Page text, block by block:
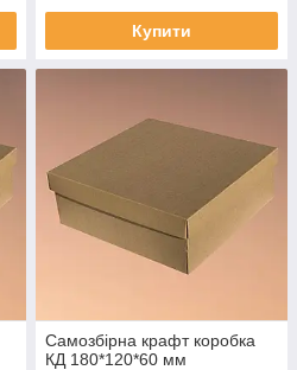
Купити
Самозбірна крафт коробка
КД 180*120*60 мм